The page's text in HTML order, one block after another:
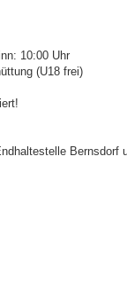
10:00 Uhr
(U18 frei)